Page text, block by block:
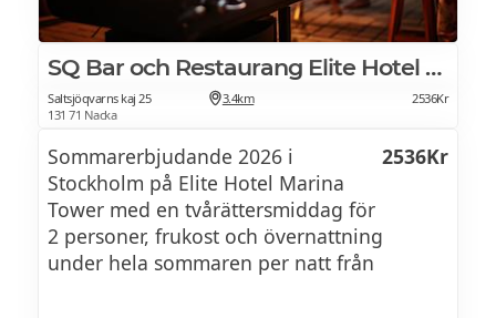
SQ Bar och Restaurang Elite Hotel Marina Tower
Saltsjöqvarns kaj 25
131 71 Nacka
3.4km 2536Kr
Sommarerbjudande 2026 i
Stockholm på Elite Hotel Marina
Tower med en tvårättersmiddag för
2 personer, frukost och övernattning
under hela sommaren per natt från
2536Kr